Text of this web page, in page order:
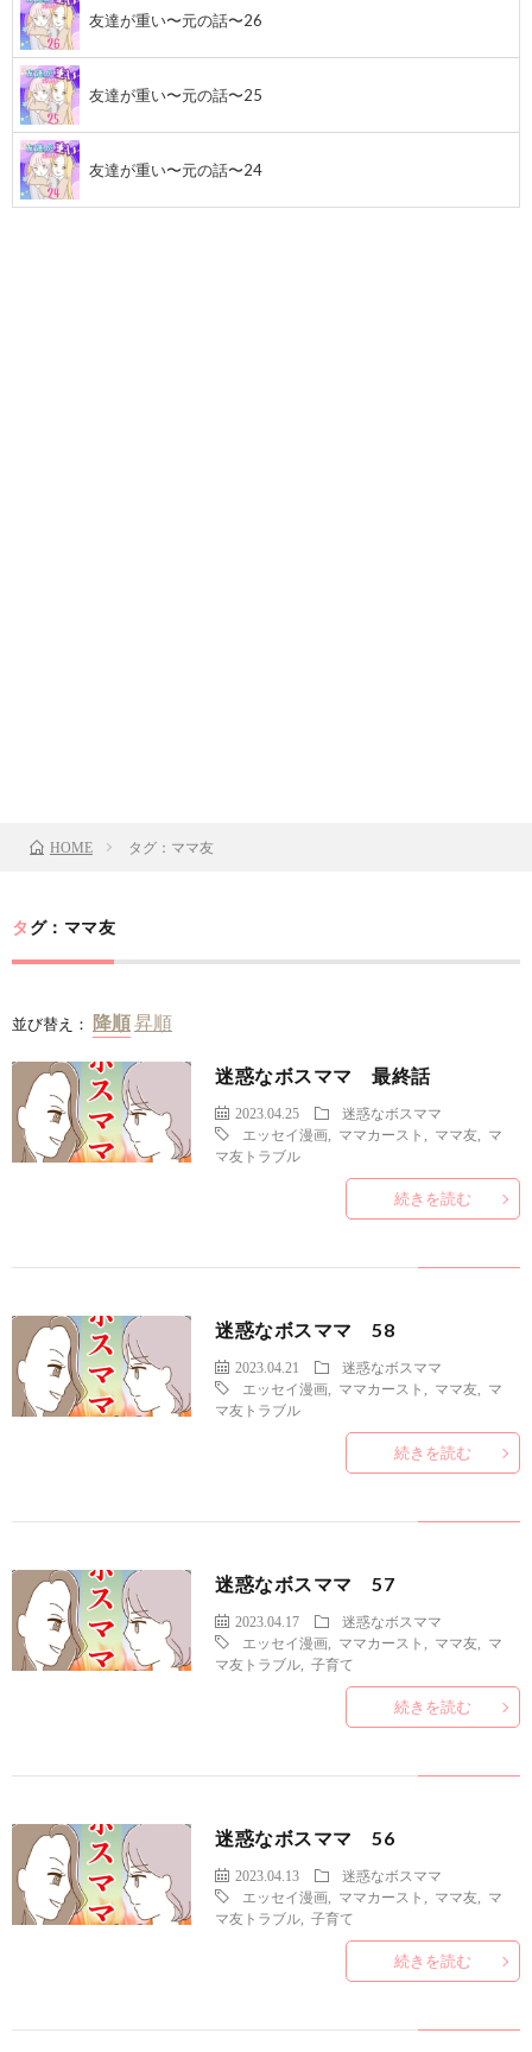
友達が重い〜元の話〜26
友達が重い〜元の話〜25
友達が重い〜元の話〜24
HOME タグ：ママ友
タグ：ママ友
並び替え：
迷惑なボスママ 最終話
2023.04.25
迷惑なボスママ
エッセイ漫画
ママカースト ママ友
マ
マ友トラブル
続きを読む
迷惑なボスママ 58
2023.04.21
迷惑なボスママ
エッセイ漫画
ママカースト ママ友
マ
マ友トラブル
続きを読む
迷惑なボスママ 57
2023.04.17
迷惑なボスママ
エッセイ漫画
ママカースト ママ友
マ
マ友トラブル ,子育て
続きを読む
迷惑なボスママ 56
2023.04.13
迷惑なボスママ
エッセイ漫画
ママカースト ママ友
マ
マ友トラブル ,子育て
続きを読む